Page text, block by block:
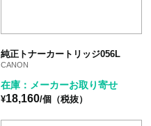
純正トナーカートリッジ056L
CANON
在庫：メーカーお取り寄せ
¥18,160/個（税抜）